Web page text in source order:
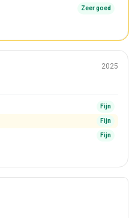
Zeer goed
2025
Fijn
Fijn
Fijn